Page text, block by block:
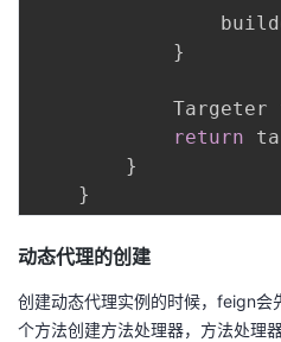
}
Targeter
return
}
}
动态代理的创建
创建动态代理实例的时候，feign会
个方法创建方法处理器，方法处理